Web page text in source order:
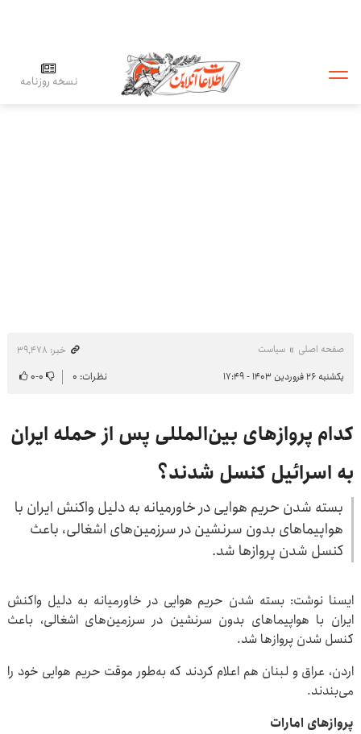
نسخه روزنامه
صفحه اصلی سیاست
خبر: ۳۹٬۴۷۸
یکشنبه ۲۶ فروردین ۱۴۰۳ - ۱۷:۴۹
نظرات: ۰ ۰-۰
کدام پروازهای بین‌المللی پس از حمله ایران
به اسرائیل کنسل شدند؟
بسته شدن حریم هوایی در خاورمیانه به دلیل واکنش ایران با
هواپیما‌های بدون سرنشین در سرزمین‌های اشغالی، باعث
کنسل شدن پرواز‌ها شد.
ایسنا نوشت: بسته شدن حریم هوایی در خاورمیانه به دلیل واکنش
ایران با هواپیما‌های بدون سرنشین در سرزمین‌های اشغالی، باعث
کنسل شدن پرواز‌ها شد.
اردن، عراق و لبنان هم اعلام کردند که به‌طور موقت حریم هوایی خود را
می‌بندند.
پرواز‌های امارات